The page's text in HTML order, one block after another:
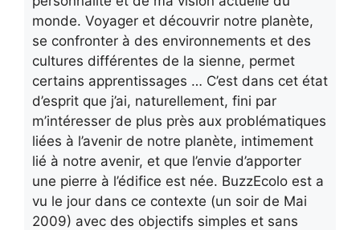
monde. Voyager et découvrir notre planète,
se confronter à des environnements et des
cultures différentes de la sienne, permet
certains apprentissages … C’est dans cet état
d’esprit que j’ai, naturellement, fini par
m’intéresser de plus près aux problématiques
liées à l’avenir de notre planète, intimement
lié à notre avenir, et que l’envie d’apporter
une pierre à l’édifice est née. BuzzEcolo est a
vu le jour dans ce contexte (un soir de Mai
2009) avec des objectifs simples et sans